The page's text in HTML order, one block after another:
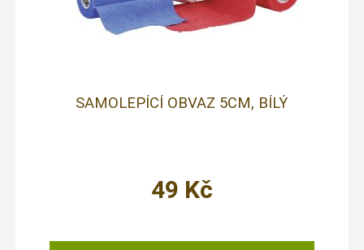
SAMOLEPÍCÍ OBVAZ 5CM, BÍLÝ
49 Kč